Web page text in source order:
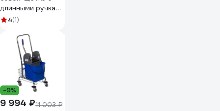
длинными ручками
ЛЮКС - цвет
1028853
4(1)
-9%
9 994 ₽11 003 ₽